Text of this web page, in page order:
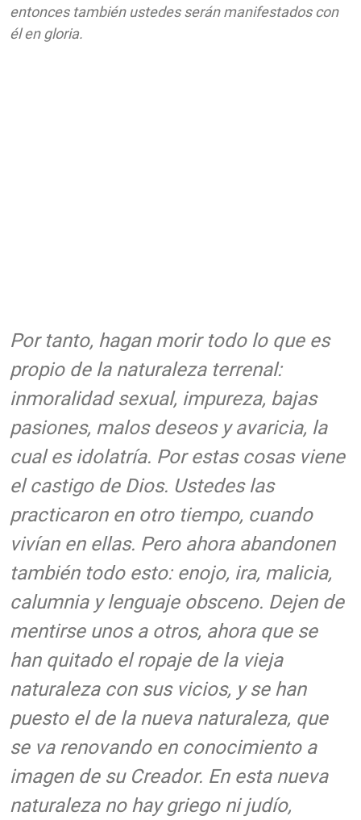
entonces también ustedes serán manifestados con
él en gloria.
Por tanto, hagan morir todo lo que es
propio de la naturaleza terrenal:
inmoralidad sexual, impureza, bajas
pasiones, malos deseos y avaricia, la
cual es idolatría. Por estas cosas viene
el castigo de Dios. Ustedes las
practicaron en otro tiempo, cuando
vivían en ellas. Pero ahora abandonen
también todo esto: enojo, ira, malicia,
calumnia y lenguaje obsceno. Dejen de
mentirse unos a otros, ahora que se
han quitado el ropaje de la vieja
naturaleza con sus vicios, y se han
puesto el de la nueva naturaleza, que
se va renovando en conocimiento a
imagen de su Creador. En esta nueva
naturaleza no hay griego ni judío,